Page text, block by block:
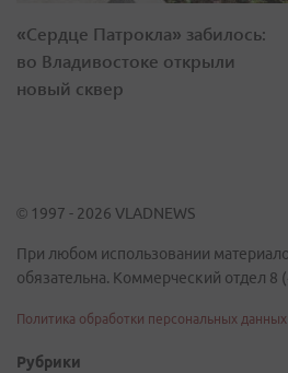
«Сердце Патрокла» забилось:
во Владивостоке открыли
новый сквер
© 1997 - 2026 VLADNEWS
При любом использовании
обязательна. Коммерческий отдел 8
Политика обработки персональных данных
Рубрики